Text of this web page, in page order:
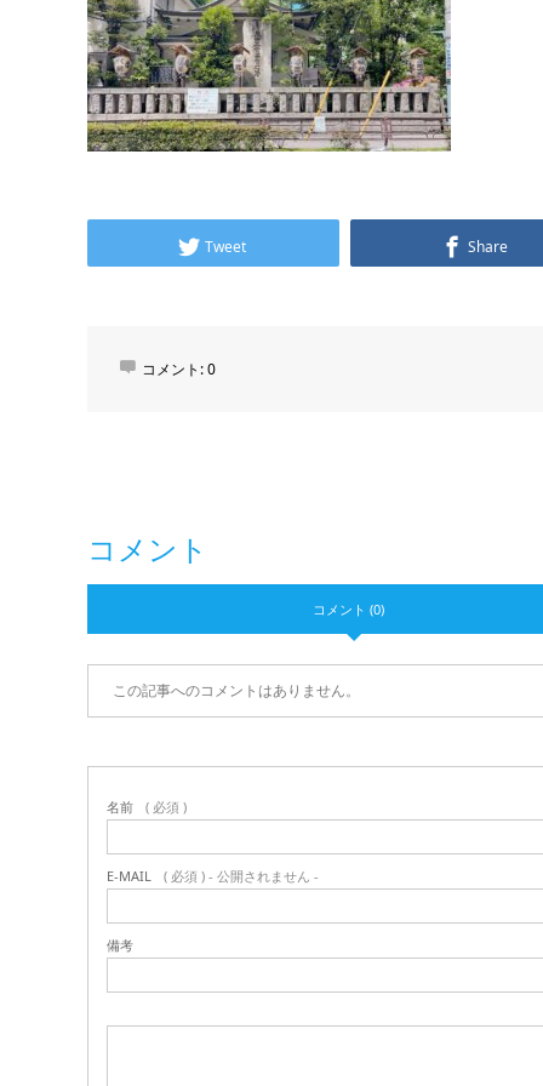
Tweet Share
コメント:0
コメント
コメント (0)
この記事へのコメントはありません。
名前 ( 必須 )
E-MAIL ( 必須 ) - 公開されません -
備考